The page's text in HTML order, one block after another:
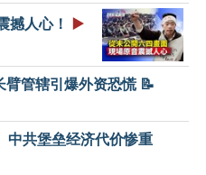
撼人心！
▶️
管辖引爆外资恐慌 📝
共堡垒经济代价惨重